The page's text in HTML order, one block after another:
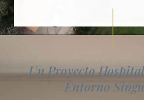
Un Proyecto
Entorno